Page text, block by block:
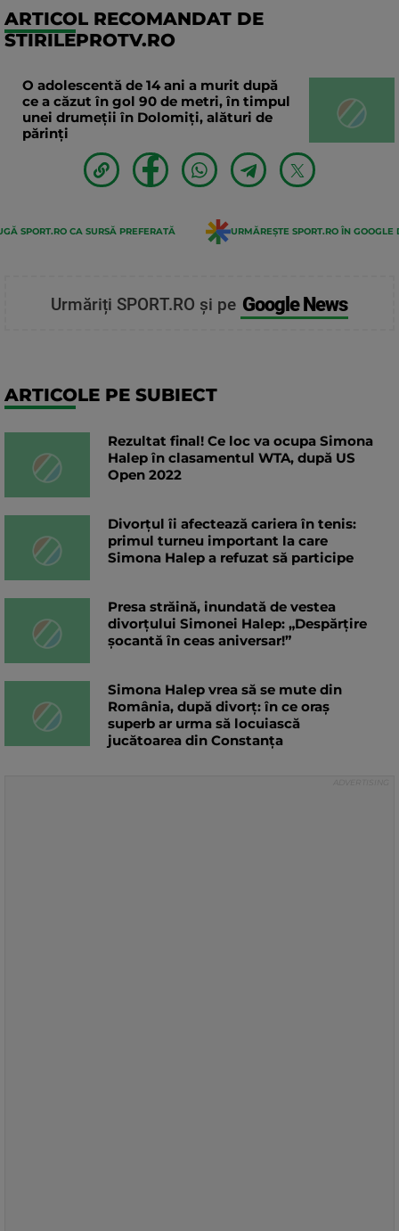
ARTICOL RECOMANDAT DE
STIRILEPROTV.RO
O adolescentă de 14 ani a murit după
ce a căzut în gol 90 de metri, în timpul
unei drumeții în Dolomiți, alături de
părinți
SPORT.RO CA SURSĂ PREFERATĂ URMĂREȘTE SPORT.RO ÎN GOOGLE
Urmăriți SPORT.RO și pe Google News
ARTICOLE PE SUBIECT
Rezultat final! Ce loc va ocupa Simona
Halep în clasamentul WTA, după US
Open 2022
Divorțul îi afectează cariera în tenis:
primul turneu important la care
Simona Halep a refuzat să participe
Presa străină, inundată de vestea
divorțului Simonei Halep: „Despărțire
șocantă în ceas aniversar!”
Simona Halep vrea să se mute din
România, după divorț: în ce oraș
superb ar urma să locuiască
jucătoarea din Constanța